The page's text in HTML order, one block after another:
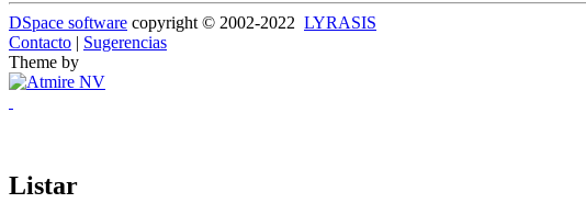
DSpace software copyright © 2002-2022 LYRASIS
Contacto | Sugerencias
Theme by
Listar